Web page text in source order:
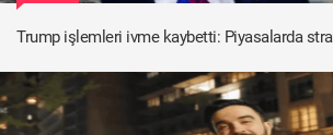
Trump işlemleri ivme kaybetti: Piyasalarda